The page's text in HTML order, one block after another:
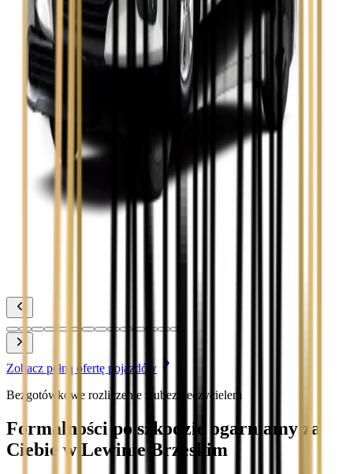
Toyota Avensis
Zobacz
Toyota Camry
Zobacz
Toyota Corolla
Toyota Prius
Zobacz pełną ofertę pojazdów
Bezgotówkowe rozliczenie z ubezpieczycielem
Formalności po szkodzie ogarniamy za
Ciebie w Lewinie Brzeskim